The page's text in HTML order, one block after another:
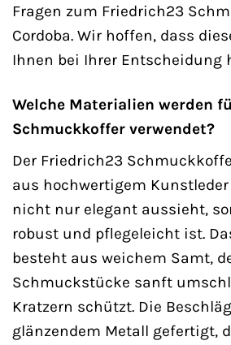
Fragen zum Friedrich23
Cordoba. Wir hoffen, dass
Ihnen bei Ihrer Entscheidung
Welche Materialien werden
Schmuckkoffer verwendet?
Der Friedrich23
aus hochwertigem
nicht nur elegant aussieht,
robust und pflegeleicht ist.
besteht aus weichem Samt,
Schmuckstücke sanft
Kratzern schützt. Die
glänzendem Metall gefertigt,